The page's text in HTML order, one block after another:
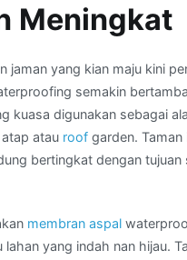
Meningkat
jaman yang kian maju kini
semakin
kuasa digunakan sebagai
atau roof garden. Taman
bertingkat dengan tujuan
membran aspal
yang indah nan hijau.